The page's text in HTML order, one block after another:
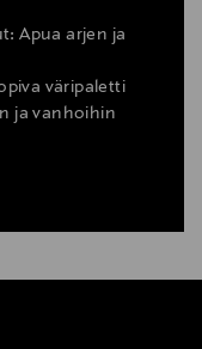
Apua arjen ja
väripaletti
ja vanhoihin